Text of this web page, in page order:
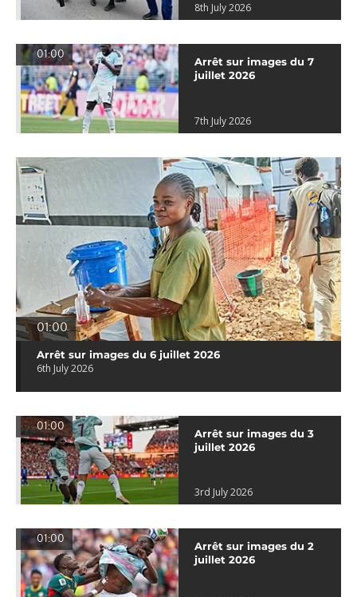
8th July 2026
01:00
Arrêt sur images du 7
juillet 2026
7th July 2026
01:00
Arrêt sur images du 6 juillet 2026
6th July 2026
01:00
Arrêt sur images du 3
juillet 2026
3rd July 2026
01:00
Arrêt sur images du 2
juillet 2026